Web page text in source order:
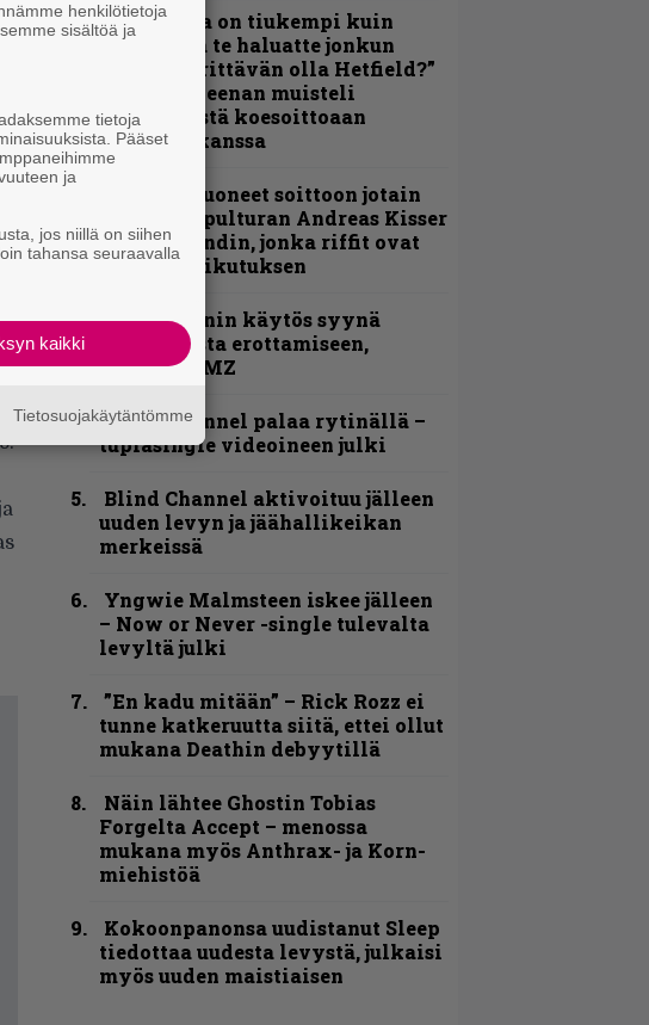
.
”Metallica on tiukempi kuin
koskaan ja te haluatte jonkun
nulikan yrittävän olla Hetfield?”
– Pepper Keenan muisteli
ensimmäistä koesoittoaan
hevijätin kanssa
”He ovat tuoneet soittoon jotain
uutta” – Sepulturan Andreas Kisser
nimeää bändin, jonka riffit ovat
tehneet vaikutuksen
Sid Wilsonin käytös syynä
Slipknotista erottamiseen,
raportoi TMZ
Blind Channel palaa rytinällä –
tuplasingle videoineen julki
Blind Channel aktivoituu jälleen
uuden levyn ja jäähallikeikan
merkeissä
Yngwie Malmsteen iskee jälleen
– Now or Never -single tulevalta
levyltä julki
”En kadu mitään” – Rick Rozz ei
tunne katkeruutta siitä, ettei ollut
mukana Deathin debyytillä
Näin lähtee Ghostin Tobias
Forgelta Accept – menossa
mukana myös Anthrax- ja Korn-
miehistöä
Kokoonpanonsa uudistanut Sleep
tiedottaa uudesta levystä, julkaisi
myös uuden maistiaisen
henkilötietoja
sisältöä ja
tietoja
Pääset
ja
jos niillä on siihen
tahansa seuraavalla
kaikki
Tietosuojakäytäntömme